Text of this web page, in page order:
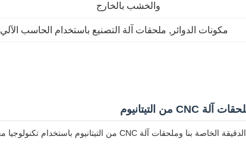
والخشب بالخارج
مكونات الدوائر , ملحقات آلة التصنيع باستخدام الحاسب الآلي